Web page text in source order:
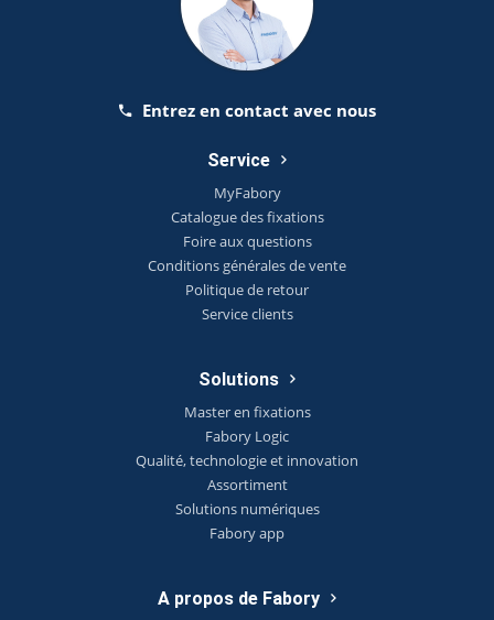
Entrez en contact avec nous
Service
MyFabory
Catalogue des fixations
Foire aux questions
Conditions générales de vente
Politique de retour
Service clients
Solutions
Master en fixations
Fabory Logic
Qualité, technologie et innovation
Assortiment
Solutions numériques
Fabory app
A propos de Fabory